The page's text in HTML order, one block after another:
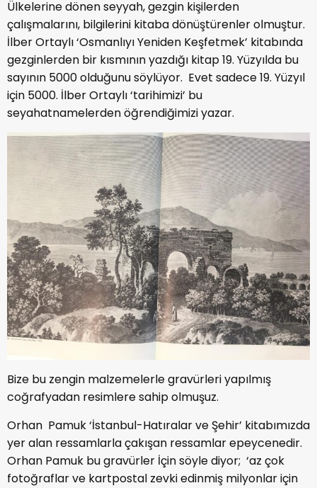
Ülkelerine dönen seyyah, gezgin kişilerden
çalışmalarını, bilgilerini kitaba dönüştürenler olmuştur.
İlber Ortaylı ‘Osmanlıyı Yeniden Keşfetmek’ kitabında
gezginlerden bir kısmının yazdığı kitap 19. Yüzyılda bu
sayının 5000 olduğunu söylüyor. Evet sadece 19. Yüzyıl
için 5000. İlber Ortaylı ‘tarihimizi’ bu
seyahatnamelerden öğrendiğimizi yazar.
Bize bu zengin malzemelerle gravürleri yapılmış
coğrafyadan resimlere sahip olmuşuz.
Orhan Pamuk ‘İstanbul-Hatıralar ve Şehir’ kitabımızda
yer alan ressamlarla çakışan ressamlar epeycenedir.
Orhan Pamuk bu gravürler İçin söyle diyor; ‘az çok
fotoğraflar ve kartpostal zevki edinmiş milyonlar için